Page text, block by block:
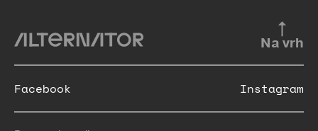
Na vrh
Facebook Instagram